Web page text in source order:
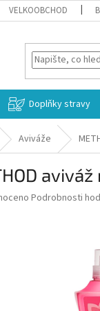
VELKOOBCHOD
Doplňky stravy
Aviváže
Podrobnosti